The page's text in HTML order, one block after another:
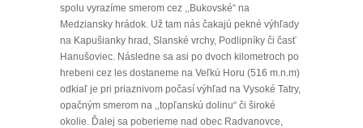
spolu vyrazíme smerom cez ,,Bukovské“ na
Medziansky hrádok. Už tam nás čakajú pekné výhľady
na Kapušianky hrad, Slanské vrchy, Podlipníky či časť
Hanušoviec. Následne sa asi po dvoch kilometroch po
hrebeni cez les dostaneme na Veľkú Horu (516 m.n.m)
odkiaľ je pri priaznivom počasí výhľad na Vysoké Tatry,
opačným smerom na ,,topľanskú dolinu“ či široké
okolie. Ďalej sa poberieme nad obec Radvanovce,